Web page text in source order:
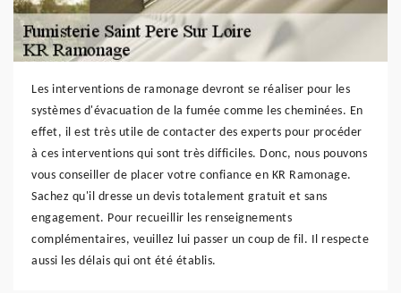
Les interventions de ramonage devront se réaliser pour les
systèmes d'évacuation de la fumée comme les cheminées. En
effet, il est très utile de contacter des experts pour procéder
à ces interventions qui sont très difficiles. Donc, nous pouvons
vous conseiller de placer votre confiance en KR Ramonage.
Sachez qu'il dresse un devis totalement gratuit et sans
engagement. Pour recueillir les renseignements
complémentaires, veuillez lui passer un coup de fil. Il respecte
aussi les délais qui ont été établis.